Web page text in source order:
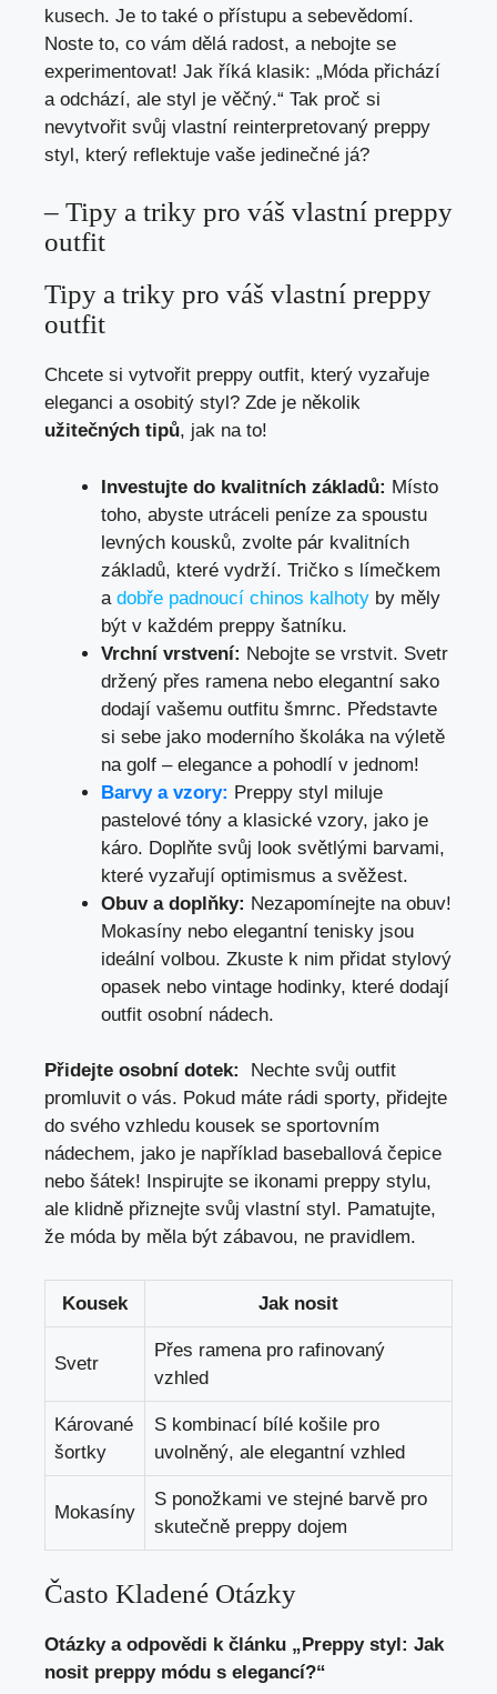
kusech.‌ Je to také o přístupu a sebevědomí.​
Noste to, co vám dělá radost, ⁤a nebojte se
experimentovat! Jak říká klasik: „Móda přichází
a odchází, ​ale styl‍ je věčný.“ Tak proč⁤ si
nevytvořit svůj vlastní reinterpretovaný preppy
styl, který‍ reflektuje vaše jedinečné já?
– Tipy a triky pro váš vlastní preppy
outfit
Tipy a triky pro váš vlastní​ preppy
outfit
Chcete si vytvořit ‍preppy outfit, který vyzařuje
eleganci a osobitý styl?⁣ Zde je několik
užitečných tipů, ‌jak ⁣na​ to!
Investujte do kvalitních základů: Místo
toho,⁢ abyste utráceli‌ peníze za spoustu
levných kousků, zvolte pár kvalitních
základů, které vydrží. Tričko​ s límečkem
a dobře padnoucí chinos kalhoty by ​měly
být v každém preppy⁤ šatníku.
Vrchní ⁢vrstvení: Nebojte se vrstvit. Svetr
držený ⁤přes ramena nebo elegantní ​sako
‌dodají vašemu outfitu⁣ šmrnc. Představte‍
si sebe jako moderního školáka na výletě‌
na golf​ – elegance a pohodlí v⁤ jednom!
Barvy‍ a vzory: Preppy‌ styl miluje
‌pastelové tóny a klasické vzory, jako‍ je
káro. Doplňte​ svůj look světlými barvami,
které vyzařují optimismus a svěžest.
Obuv ⁣a doplňky: Nezapomínejte ⁣na obuv!‌
Mokasíny​ nebo elegantní⁤ tenisky jsou
ideální⁣ volbou. Zkuste k nim přidat stylový
opasek nebo​ vintage ⁤hodinky, které dodají
outfit osobní nádech.
Přidejte osobní dotek:
⁤ Nechte svůj ⁤outfit
⁢promluvit ‍o vás. Pokud máte rádi sporty, přidejte
do svého vzhledu ⁢kousek se​ sportovním
nádechem, jako je například baseballová čepice
nebo šátek! Inspirujte se​ ikonami preppy stylu,
ale klidně přiznejte svůj vlastní ‌styl. Pamatujte,
že móda by ‌měla ⁢být zábavou,⁤ ne pravidlem.
Kousek Jak nosit
Svetr
Přes⁣ ramena pro rafinovaný
⁤vzhled
Kárované
šortky
S kombinací bílé košile pro⁢
uvolněný, ale elegantní vzhled
Mokasíny
S ponožkami ve stejné barvě pro
skutečně⁢ preppy ‍dojem
Často ‍Kladené Otázky
Otázky‌ a odpovědi ⁤k článku „Preppy styl: Jak⁣
nosit preppy módu s elegancí?“